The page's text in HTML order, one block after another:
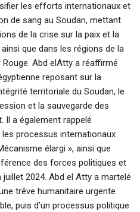
les efforts internationaux et
de sang au Soudan, mettant
de la crise sur la paix et la
que dans les régions de la
Abd elAtty a réaffirmé
reposant sur la
territoriale du Soudan, le
et la sauvegarde des
Il a également rappelé
les processus internationaux
élargi », ainsi que
des forces politiques et
2024. Abd el Atty a martelé
trêve humanitaire urgente
puis d’un processus politique